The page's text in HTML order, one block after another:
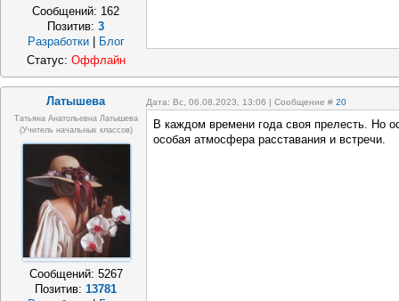
Сообщений: 162
Позитив:3
Разработки
Блог
Статус: Оффлайн
Латышева Дата: Вс, 06.08.2023, 13:06 | Сообщение # 20
Татьяна Анатольевна Латышева
(учитель начальных классов)
Сообщений: 5267
Позитив:13781
В каждом времени года своя прелесть. Но
особая атмосфера расставания и встречи.